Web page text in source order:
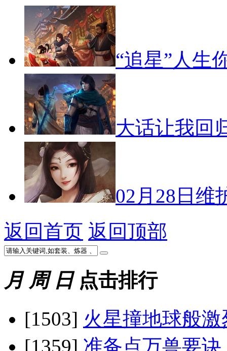
“追星”人生
大话让我回
02月28日维
返回首页 返回顶部
月 周 日 点击排行
[1503] 火星撞地球般
[1359] 准备点万兽要